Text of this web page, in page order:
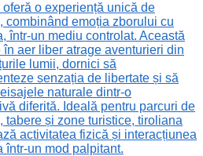
o experiență unică de
combinând emoția zborului cu
într-un mediu controlat. Această
în aer liber atrage aventurieri din
lumii, dornici să
senzația de libertate și să
naturale dintr-o
diferită. Ideală pentru parcuri de
tabere și zone turistice, tiroliana
activitatea fizică și interacțiunea
într-un mod palpitant.